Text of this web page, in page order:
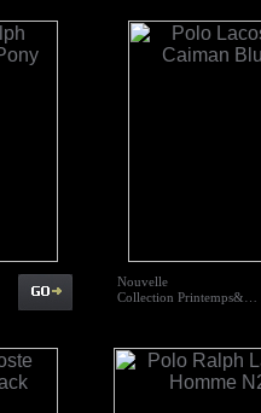
Nouvelle
Collection Printemps&…